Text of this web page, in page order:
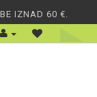
IZNAD 60 €.